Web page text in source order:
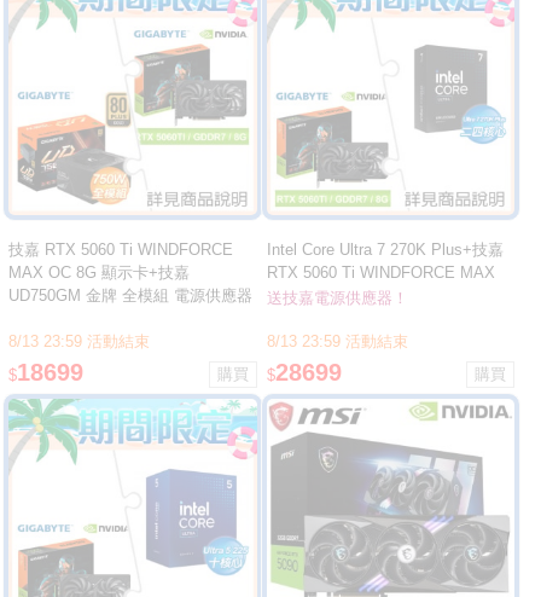
技嘉 RTX 5060 Ti WINDFORCE
MAX OC 8G 顯示卡+技嘉
UD750GM 金牌 全模組 電源供應器
8/13 23:59 活動結束
$18699
Intel Core Ultra 7 270K Plus+技嘉
RTX 5060 Ti WINDFORCE MAX
OC 8G 顯卡 ★送技嘉 P650G PG5
送技嘉電源供應器！
8/13 23:59 活動結束
$28699